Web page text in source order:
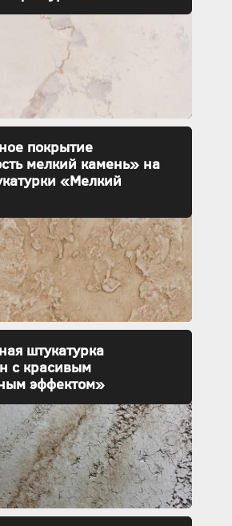
покрытие
мелкий камень» на
«Мелкий
штукатурка
с красивым
эффектом»